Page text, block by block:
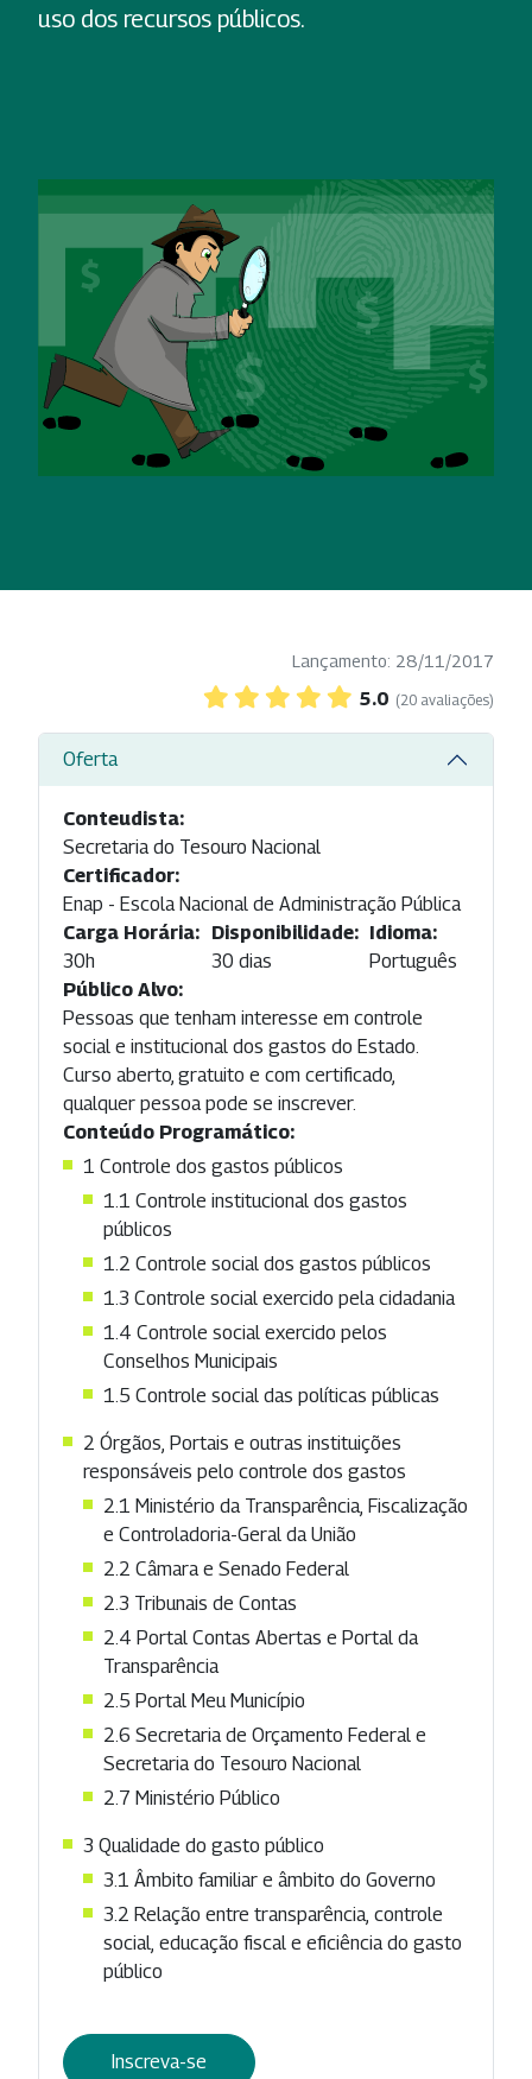
uso dos recursos públicos.
Lançamento: 28/11/2017
5.0 (20 avaliações)
Oferta
Conteudista:
Secretaria do Tesouro Nacional
Certificador:
Enap - Escola Nacional de Administração Pública
Carga Horária:
30h
Disponibilidade:
30 dias
Idioma:
Português
Público Alvo:
Pessoas que tenham interesse em controle
social e institucional dos gastos do Estado.
Curso aberto, gratuito e com certificado,
qualquer pessoa pode se inscrever.
Conteúdo Programático:
1 Controle dos gastos públicos
1.1 Controle institucional dos gastos
públicos
1.2 Controle social dos gastos públicos
1.3 Controle social exercido pela cidadania
1.4 Controle social exercido pelos
Conselhos Municipais
1.5 Controle social das políticas públicas
2 Órgãos, Portais e outras instituições
responsáveis pelo controle dos gastos
2.1 Ministério da Transparência, Fiscalização
e Controladoria-Geral da União
2.2 Câmara e Senado Federal
2.3 Tribunais de Contas
2.4 Portal Contas Abertas e Portal da
Transparência
2.5 Portal Meu Município
2.6 Secretaria de Orçamento Federal e
Secretaria do Tesouro Nacional
2.7 Ministério Público
3 Qualidade do gasto público
3.1 Âmbito familiar e âmbito do Governo
3.2 Relação entre transparência, controle
social, educação fiscal e eficiência do gasto
público
Inscreva-se